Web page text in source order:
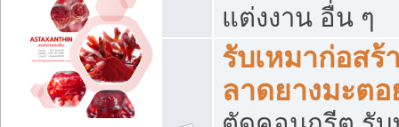
แต่งงาน อื่น ๆ
รับเหมาก่อส
ลาดยางมะต